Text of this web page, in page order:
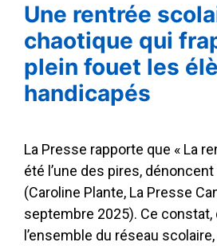
Une rentrée
chaotique qui
plein fouet les
handicapés
La Presse rapporte que « La
été l’une des pires,
(Caroline Plante, La Presse
septembre 2025). Ce constat,
l’ensemble du réseau